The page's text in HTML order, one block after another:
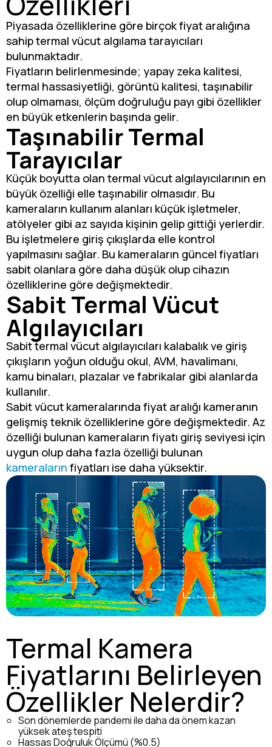
Piyasada özelliklerine göre birçok fiyat aralığına
sahip termal vücut algılama tarayıcıları
bulunmaktadır.
Fiyatların belirlenmesinde; yapay zeka kalitesi,
termal hassasiyetliği, görüntü kalitesi, taşınabilir
olup olmaması, ölçüm doğruluğu payı gibi özellikler
en büyük etkenlerin başında gelir.
Taşınabilir Termal
Tarayıcılar
Küçük boyutta olan termal vücut algılayıcılarının en
büyük özelliği elle taşınabilir olmasıdır. Bu
kameraların kullanım alanları küçük işletmeler,
atölyeler gibi az sayıda kişinin gelip gittiği yerlerdir.
Bu işletmelere giriş çıkışlarda elle kontrol
yapılmasını sağlar. Bu kameraların güncel fiyatları
sabit olanlara göre daha düşük olup cihazın
özelliklerine göre değişmektedir.
Sabit Termal Vücut
Algılayıcıları
Sabit termal vücut algılayıcıları kalabalık ve giriş
çıkışların yoğun olduğu okul, AVM, havalimanı,
kamu binaları, plazalar ve fabrikalar gibi alanlarda
kullanılır.
Sabit vücut kameralarında fiyat aralığı kameranın
gelişmiş teknik özelliklerine göre değişmektedir. Az
özelliği bulunan kameraların fiyatı giriş seviyesi için
uygun olup daha fazla özelliği bulunan
kameraların fiyatları ise daha yüksektir.
Termal Kamera
Fiyatlarını Belirleyen
Özellikler Nelerdir?
Son dönemlerde pandemi ile daha da önem kazan
yüksek ateş tespiti
Hassas Doğruluk Ölçümü (%0.5)